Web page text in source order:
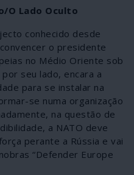
O Lado Oculto
conhecido desde
o presidente
no Médio Oriente sob
por seu lado, encara a
para se instalar na
se numa organização
na questão de
a NATO deve
perante a Rússia e vai
“Defender Europe